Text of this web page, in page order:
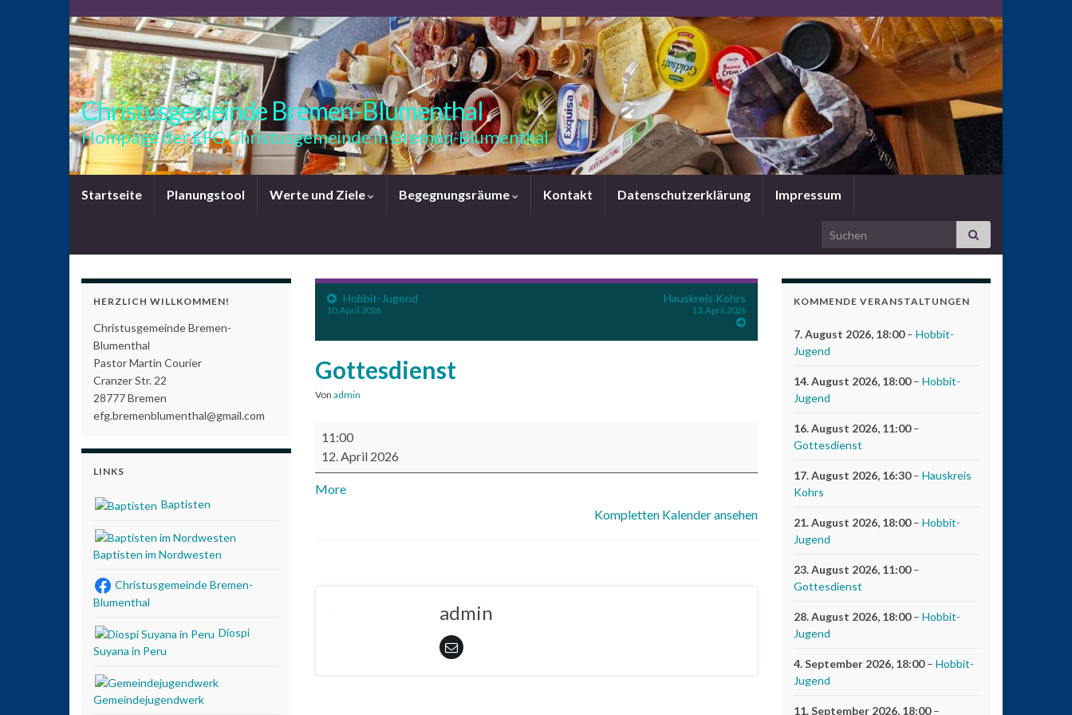
Christusgemeinde Bremen-Blumenthal
Hompage der EFG Christusgemeinde in Bremen-Blumenthal
Startseite Planungstool Werte und Ziele Begegnungsräume Kontakt Datenschutzerklärung Impressum
Search for:
Hobbit-Jugend
10. April 2026
Hauskreis Kohrs
13. April 2026
Gottesdienst
Von admin
Gottesdienst
11:00
12. April 2026
Moreabout {title}
Kompletten Kalender ansehen
admin
HERZLICH WILLKOMMEN!
Christusgemeinde Bremen-
Blumenthal
Pastor Martin Courier
Cranzer Str. 22
28777 Bremen
efg.bremenblumenthal@gmail.com
LINKS
Baptisten
Baptisten im Nordwesten
Christusgemeinde Bremen-
Blumenthal
Diospi
Suyana in Peru
Gemeindejugendwerk
KOMMENDE VERANSTALTUNGEN
7. August 2026, 18:00– Hobbit-
Jugend
14. August 2026, 18:00– Hobbit-
Jugend
16. August 2026, 11:00–
Gottesdienst
17. August 2026, 16:30– Hauskreis
Kohrs
21. August 2026, 18:00– Hobbit-
Jugend
23. August 2026, 11:00–
Gottesdienst
28. August 2026, 18:00– Hobbit-
Jugend
4. September 2026, 18:00– Hobbit-
Jugend
11. September 2026, 18:00–